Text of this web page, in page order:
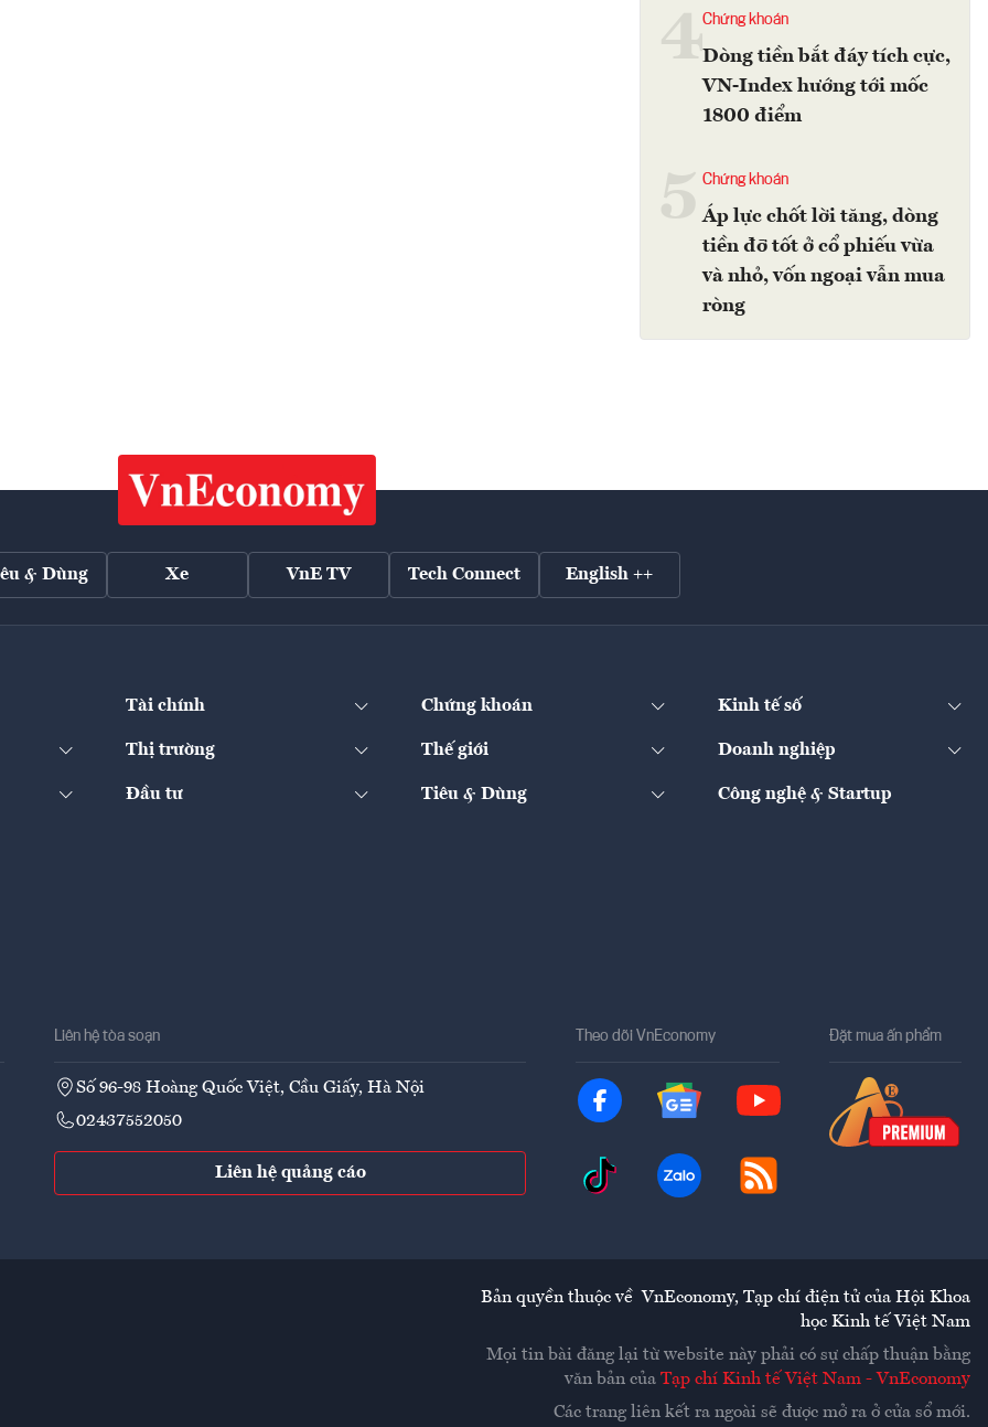
4Chứng khoán
Dòng tiền bắt đáy tích cực,
VN-Index hướng tới mốc
1800 điểm
Chứng khoán
Áp lực chốt lời tăng, dòng
tiền đỡ tốt ở cổ phiếu vừa
và nhỏ, vốn ngoại vẫn mua
ròng
& Dùng Xe VnE TV Tech Connect English ++
Tài chính Chứng khoán Kinh tế số
Thị trường Thế giới Doanh nghiệp
Đầu tư Tiêu & Dùng Công nghệ & Startup
Liên hệ tòa soạn
Số 96-98 Hoàng Quốc Việt, Cầu Giấy, Hà Nội
02437552050
Liên hệ quảng cáo
Theo dõi VnEconomy Đặt mua ấn phẩm
Bản quyền thuộc về VnEconomy, Tạp chí điện tử của Hội Khoa
học Kinh tế Việt Nam
Mọi tin bài đăng lại từ website này phải có sự chấp thuận bằng
văn bản của Tạp chí Kinh tế Việt Nam - VnEconomy
Các trang liên kết ra ngoài sẽ được mở ra ở cửa sổ mới.